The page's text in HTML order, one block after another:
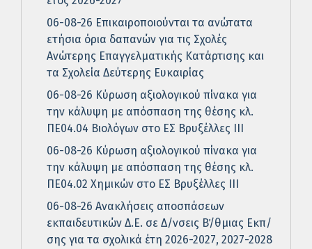
06-08-26 Επικαιροποιούνται τα ανώτατα
ετήσια όρια δαπανών για τις Σχολές
Ανώτερης Επαγγελματικής Κατάρτισης και
τα Σχολεία Δεύτερης Ευκαιρίας
06-08-26 Κύρωση αξιολογικού πίνακα για
την κάλυψη με απόσπαση της θέσης κλ.
ΠΕ04.04 Βιολόγων στο ΕΣ Βρυξέλλες ΙΙΙ
06-08-26 Κύρωση αξιολογικού πίνακα για
την κάλυψη με απόσπαση της θέσης κλ.
ΠΕ04.02 Χημικών στο ΕΣ Βρυξέλλες ΙΙΙ
06-08-26 Ανακλήσεις αποσπάσεων
εκπαιδευτικών Δ.Ε. σε Δ/νσεις Β΄/θμιας Εκπ/
σης για τα σχολικά έτη 2026-2027, 2027-2028